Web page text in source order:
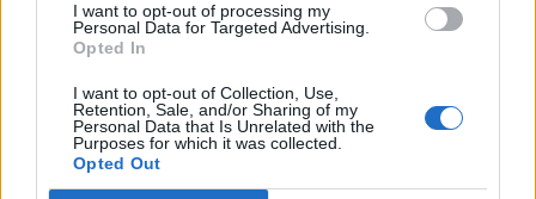
I want to opt-out of processing my
Personal Data for Targeted Advertising.
Opted In
I want to opt-out of Collection, Use,
Retention, Sale, and/or Sharing of my
Personal Data that Is Unrelated with the
Purposes for which it was collected.
Opted Out
Li hanno fatti nuotare in una
fogna: Salvini si schiera con gli
atleti
05/08/2024